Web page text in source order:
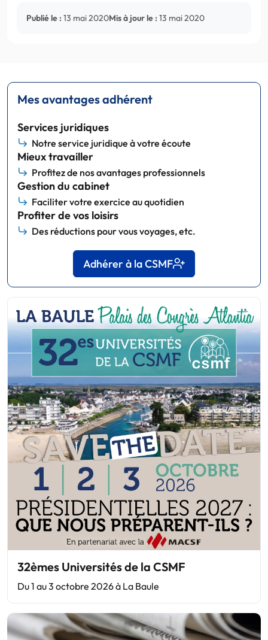
Publié le : 13 mai 2020Mis à jour le : 13 mai 2020
Mes avantages adhérent
Services juridiques
Notre service juridique à votre écoute
Mieux travailler
Profitez de nos avantages professionnels
Gestion du cabinet
Faciliter votre exercice au quotidien
Profiter de vos loisirs
Des réductions pour vous voyages, etc.
Adhérer à la CSMF
32èmes Universités de la CSMF
Du 1 au 3 octobre 2026 à La Baule